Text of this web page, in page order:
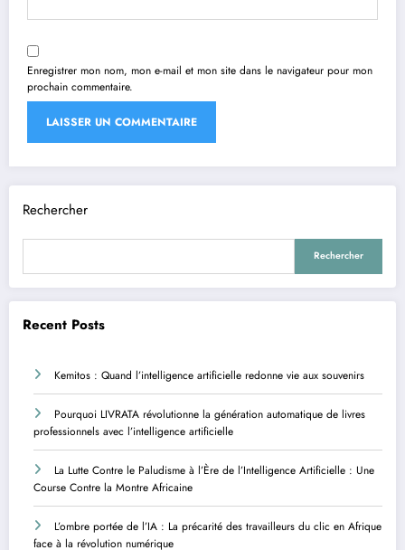
Enregistrer mon nom, mon e-mail et mon site dans le navigateur pour mon
prochain commentaire.
Rechercher
Rechercher
Recent Posts
Kemitos : Quand l’intelligence artificielle redonne vie aux souvenirs
Pourquoi LIVRATA révolutionne la génération automatique de livres
professionnels avec l’intelligence artificielle
La Lutte Contre le Paludisme à l’Ère de l’Intelligence Artificielle : Une
Course Contre la Montre Africaine
L’ombre portée de l’IA : La précarité des travailleurs du clic en Afrique
face à la révolution numérique